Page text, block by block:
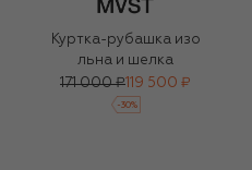
Куртка-рубашка изо
льна и шелка
171 000 ₽ 119 500 ₽
-30%